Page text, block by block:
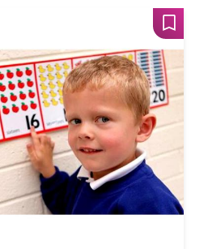
Lägg